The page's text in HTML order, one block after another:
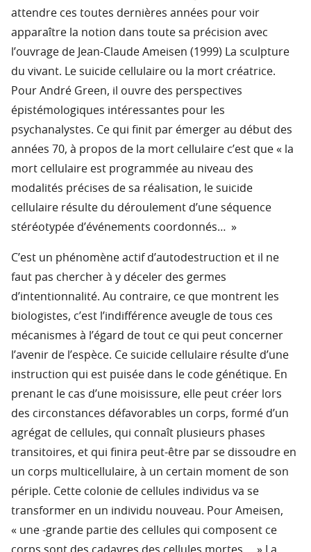
attendre ces toutes dernières années pour voir
apparaître la notion dans toute sa précision avec
l’ouvrage de Jean-Claude Ameisen (1999) La sculpture
du vivant. Le suicide cellulaire ou la mort créatrice.
Pour André Green, il ouvre des perspectives
épistémologiques intéressantes pour les
psychanalystes. Ce qui finit par émerger au début des
années 70, à propos de la mort cellulaire c’est que « la
mort cellulaire est programmée au niveau des
modalités précises de sa réalisation, le suicide
cellulaire résulte du déroulement d’une séquence
stéréotypée d’événements coordonnés… »
C’est un phénomène actif d’autodestruction et il ne
faut pas chercher à y déceler des germes
d’intentionnalité. Au contraire, ce que montrent les
biologistes, c’est l’indifférence aveugle de tous ces
mécanismes à l’égard de tout ce qui peut concerner
l’avenir de l’espèce. Ce suicide cellulaire résulte d’une
instruction qui est puisée dans le code génétique. En
prenant le cas d’une moisissure, elle peut créer lors
des circonstances défavorables un corps, formé d’un
agrégat de cellules, qui connaît plusieurs phases
transitoires, et qui finira peut-être par se dissoudre en
un corps multicellulaire, à un certain moment de son
périple. Cette colonie de cellules individus va se
transformer en un individu nouveau. Pour Ameisen,
« une -grande partie des cellules qui composent ce
corps sont des cadavres des cellules mortes… » La